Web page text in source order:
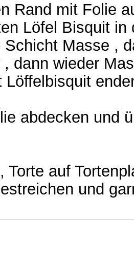
Rand mit Folie
Löfel Bisquit in
Schicht Masse ,
, dann wieder
Löffelbisquit
abdecken und
Torte auf
und